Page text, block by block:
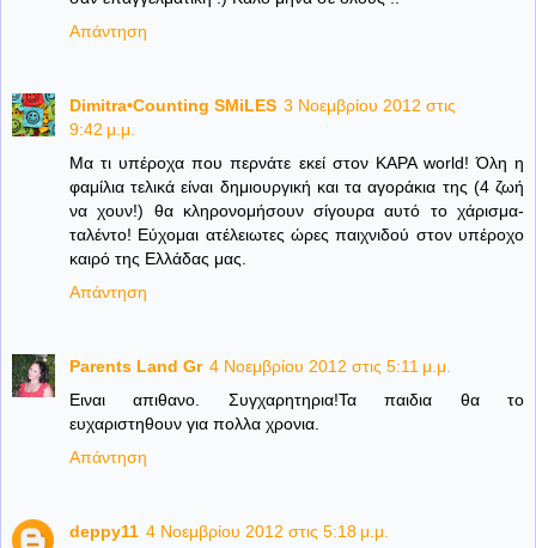
Απάντηση
Dimitra•Counting SΜiLES 3 Νοεμβρίου 2012 στις
9:42 μ.μ.
Μα τι υπέροχα που περνάτε εκεί στον KAPA world! Όλη η
φαμίλια τελικά είναι δημιουργική και τα αγοράκια της (4 ζωή
να χουν!) θα κληρονομήσουν σίγουρα αυτό το χάρισμα-
ταλέντο! Εύχομαι ατέλειωτες ώρες παιχνιδού στον υπέροχο
καιρό της Ελλάδας μας.
Απάντηση
Parents Land Gr 4 Νοεμβρίου 2012 στις 5:11 μ.μ.
Ειναι απιθανο. Συγχαρητηρια!Τα παιδια θα το
ευχαριστηθουν για πολλα χρονια.
Απάντηση
deppy11 4 Νοεμβρίου 2012 στις 5:18 μ.μ.